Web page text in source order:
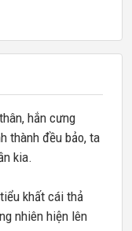
hắn cưng
thành đều bảo, ta
kia.
khất cái thả
nhiên hiện lên